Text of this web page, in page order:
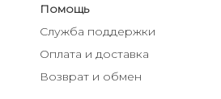
Помощь
Служба поддержки
Оплата и доставка
Возврат и обмен